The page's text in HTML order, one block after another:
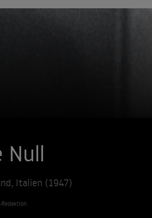
Null
Italien (1947)